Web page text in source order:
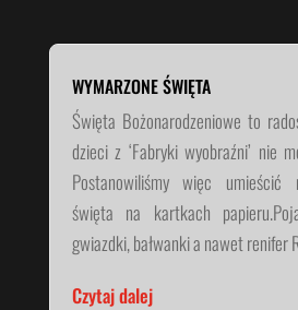
WYMARZONE ŚWIĘTA
Święta Bożonarodzeniowe to
dzieci z ‘Fabryki wyobraźni’ nie
Postanowiliśmy więc umieścić
święta na kartkach
gwiazdki, bałwanki a nawet renifer
Czytaj dalej